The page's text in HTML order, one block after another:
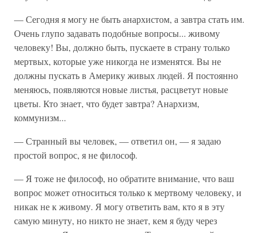
— Сегодня я могу не быть анархистом, а завтра стать им.
Очень глупо задавать подобные вопросы... живому
человеку! Вы, должно быть, пускаете в страну только
мертвых, которые уже никогда не изменятся. Вы не
должны пускать в Америку живых людей. Я постоянно
меняюсь, появляются новые листья, расцветут новые
цветы. Кто знает, что будет завтра? Анархизм,
коммунизм...
— Странный вы человек, — ответил он, — я задаю
простой вопрос, я не философ.
— Я тоже не философ, но обратите внимание, что ваш
вопрос может относиться только к мертвому человеку, и
никак не к живому. Я могу ответить вам, кто я в эту
самую минуту, но никто не знает, кем я буду через